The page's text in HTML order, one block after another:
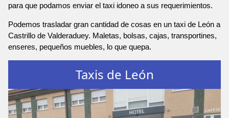
para que podamos enviar el taxi idoneo a sus requerimientos.
Podemos trasladar gran cantidad de cosas en un taxi de León a
Castrillo de Valderaduey. Maletas, bolsas, cajas, transportines,
enseres, pequeños muebles, lo que quepa.
Taxis de León